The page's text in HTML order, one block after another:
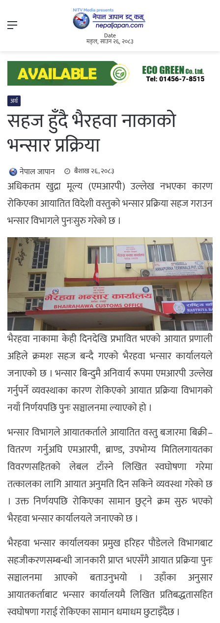
Menu
Date
मङ्ल, साउन २६, २०८३
अर्थ
सहज हुँदै भैरहवा नाकाको
भन्सार प्रक्रिया
नेपाल जापान बैशाख २६, २०८३
अधिकतम खुद्रा मूल्य (एमआरपी) उल्लेख नभएका कारण
रोकिएका आयातित विदेशी वस्तुको भन्सार प्रक्रिया सहज गराउन
भन्सार विभागले पुनःसुरु गरेको छ ।
भैरहवा नाकामा केही दिनदेखि प्रभावित भएको आयात प्रणाली
अहिले क्रमशः सहज बन्दै गएको भैरहवा भन्सार कार्यालयले
जनाएको छ । भन्सार बिन्दुमै अनिवार्य रूपमा एमआरपी उल्लेख
गर्नुपर्ने व्यवस्थाका कारण रोकिएको आयात प्रक्रिया विभागको
नयाँ निर्णयपछि पुनः सञ्चालनमा ल्याएको हो ।
भन्सार विभागले आयातकर्ताले आयातित वस्तु बजारमा बिक्री–
वितरण गर्नुअघि एमआरपी, ब्राण्ड, उपभोग्य मितिलगायतका
विवरणसहितको लेबल टाँस्ने लिखित स्वघोषणा गरेमा
तत्कालका लागि आयात अनुमति दिन सकिने व्यवस्था गरेको छ
। उक्त निर्णयपछि रोकिएका सामान छुट्ने क्रम सुरु भएको
भैरहवा भन्सार कार्यालयले जनाएको छ ।
भैरहवा भन्सार कार्यालयका प्रमुख हरिहर पौडेलले विभागबाट
सहजीकरणसम्बन्धी जानकारी प्राप्त भएसँगै आयात प्रक्रिया पुनः
सञ्चालनमा आएको बताउनुभयो । उहाँका अनुसार
आयातकर्ताबाट भन्सार कार्यालयमै लिखित प्रतिबद्धतासहित
स्वघोषणा गराई रोकिएका सामान धमाधम छुटाइँदैछ ।